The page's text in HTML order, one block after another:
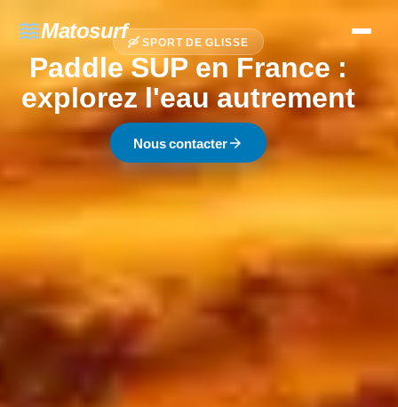
wavesMatosurf🛶 SPORT DE GLISSE
Paddle SUP en France :
explorez l'eau autrement
Nous contacterarrow_forward